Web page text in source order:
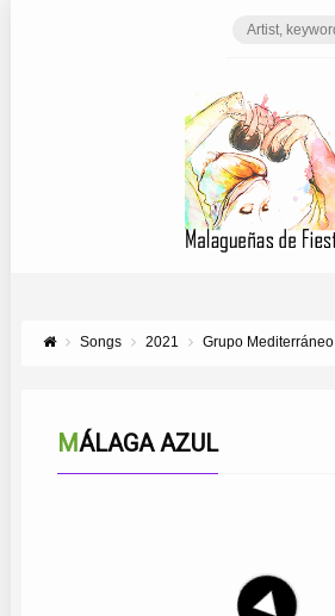
Songs 2021 Grupo Mediterráneo
MÁLAGA AZUL